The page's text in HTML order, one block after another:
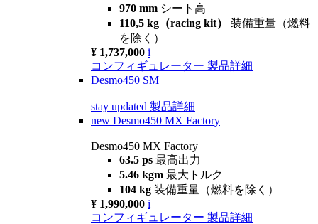
970 mm シート高
110,5 kg（racing kit） 装備重量（燃料
を除く）
¥ 1,737,000 i
コンフィギュレーター 製品詳細
Desmo450 SM
stay updated 製品詳細
new Desmo450 MX Factory
Desmo450 MX Factory
63.5 ps 最高出力
5.46 kgm 最大トルク
104 kg 装備重量（燃料を除く）
¥ 1,990,000 i
コンフィギュレーター 製品詳細